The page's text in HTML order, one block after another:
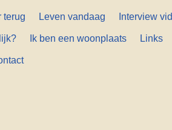
terug Leven vandaag Interview
Ik ben een woonplaats Links